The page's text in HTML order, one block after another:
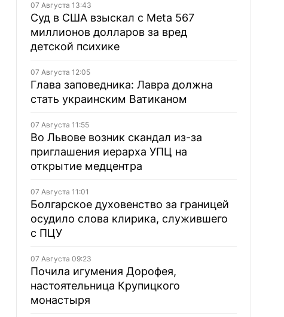
07 Августа 13:43
Суд в США взыскал с Meta 567
миллионов долларов за вред
детской психике
07 Августа 12:05
Глава заповедника: Лавра должна
стать украинским Ватиканом
07 Августа 11:55
Во Львове возник скандал из-за
приглашения иерарха УПЦ на
открытие медцентра
07 Августа 11:01
Болгарское духовенство за границей
осудило слова клирика, служившего
с ПЦУ
07 Августа 09:23
Почила игумения Дорофея,
настоятельница Крупицкого
монастыря